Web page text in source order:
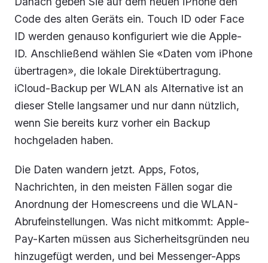
Code des alten Geräts ein. Touch ID oder Face
ID werden genauso konfiguriert wie die Apple-
ID. Anschließend wählen Sie «Daten vom iPhone
übertragen», die lokale Direktübertragung.
iCloud-Backup per WLAN als Alternative ist an
dieser Stelle langsamer und nur dann nützlich,
wenn Sie bereits kurz vorher ein Backup
hochgeladen haben.
Die Daten wandern jetzt. Apps, Fotos,
Nachrichten, in den meisten Fällen sogar die
Anordnung der Homescreens und die WLAN-
Abrufeinstellungen. Was nicht mitkommt: Apple-
Pay-Karten müssen aus Sicherheitsgründen neu
hinzugefügt werden, und bei Messenger-Apps